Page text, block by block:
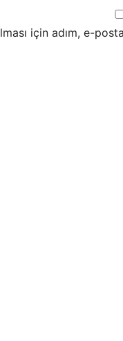
için adım, e-